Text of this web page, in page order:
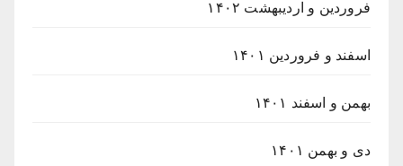
فروردین و اردیبهشت ۱۴۰۲
اسفند و فروردین ۱۴۰۱
بهمن و اسفند ۱۴۰۱
دی و بهمن ۱۴۰۱